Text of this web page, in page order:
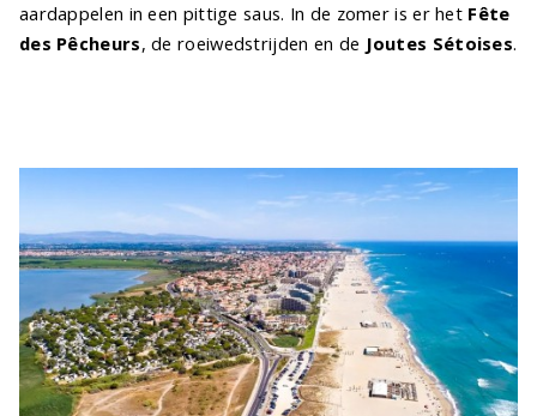
aardappelen in een pittige saus. In de zomer is er het Fête
des Pêcheurs, de roeiwedstrijden en de Joutes Sétoises.